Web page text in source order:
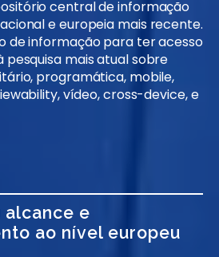
central de informação
e europeia mais recente.
de informação para ter acesso
pesquisa mais atual sobre
programática, mobile,
vídeo, cross-device, e
alcance e
ao nível europeu